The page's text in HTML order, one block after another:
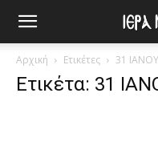
Αρχική Ετικέτες 31
Ετικέτα: 31